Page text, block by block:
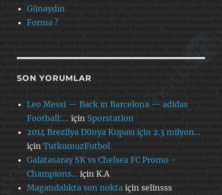
Günaydın
Forma ?
SON YORUMLAR
Leo Messi — Back in Barcelona — adidas
Football:…içinSporstation
2014 Brezilya Dünya Kupası için 2.3 milyon…
içinTutkumuzFutbol
Galatasaray SK vs Chelsea FC Promo –
Champions…içinK.A
Magandalıkta son noktaiçinselinsss